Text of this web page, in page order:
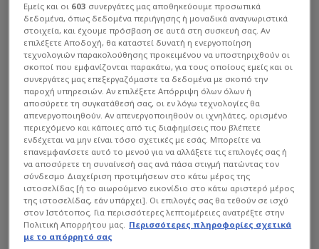
DARA
Διαβάστε όλα τα άρθρα του Sportdog
σχετικά με το θέμα Dara.
Sportdog: Πιστό στον φίλαθλο.
Εμείς και οι 603 συνεργάτες μας αποθηκεύουμε προσωπικά
δεδομένα, όπως δεδομένα περιήγησης ή μοναδικά αναγνωριστικά
στοιχεία, και έχουμε πρόσβαση σε αυτά στη συσκευή σας. Αν
επιλέξετε Αποδοχή, θα καταστεί δυνατή η ενεργοποίηση
τεχνολογιών παρακολούθησης προκειμένου να υποστηριχθούν οι
σκοποί που εμφανίζονται παρακάτω, για τους οποίους εμείς και οι
συνεργάτες μας επεξεργαζόμαστε τα δεδομένα με σκοπό την
παροχή υπηρεσιών. Αν επιλέξετε Απόρριψη όλων όλων ή
αποσύρετε τη συγκατάθεσή σας, οι εν λόγω τεχνολογίες θα
απενεργοποιηθούν. Αν απενεργοποιηθούν οι ιχνηλάτες, ορισμένο
περιεχόμενο και κάποιες από τις διαφημίσεις που βλέπετε
ενδέχεται να μην είναι τόσο σχετικές με εσάς. Μπορείτε να
επανεμφανίσετε αυτό το μενού για να αλλάξετε τις επιλογές σας ή
να αποσύρετε τη συναίνεσή σας ανά πάσα στιγμή πατώντας τον
σύνδεσμο Διαχείριση προτιμήσεων στο κάτω μέρος της
ιστοσελίδας [ή το αιωρούμενο εικονίδιο στο κάτω αριστερό μέρος
της ιστοσελίδας, εάν υπάρχει]. Οι επιλογές σας θα τεθούν σε ισχύ
στον Ιστότοπος. Για περισσότερες λεπτομέρειες ανατρέξτε στην
Πολιτική Απορρήτου μας. Περισσότερες πληροφορίες σχετικά
με το απόρρητό σας